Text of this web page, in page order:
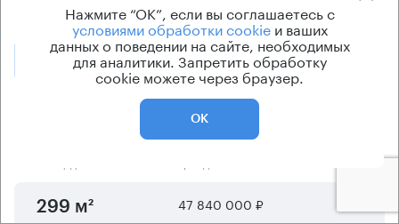
Позвонить Получить презентацию
Предложения по продаже в этом здании:
299 м² 47 840 000 ₽
Нажмите “ОК”, если вы соглашаетесь с
условиями обработки cookieи ваших
данных о поведении на сайте, необходимых
для аналитики. Запретить обработку
cookie можете через браузер.
ОК